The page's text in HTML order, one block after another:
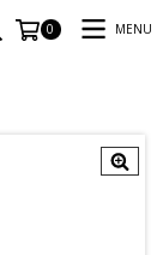
0 MENU